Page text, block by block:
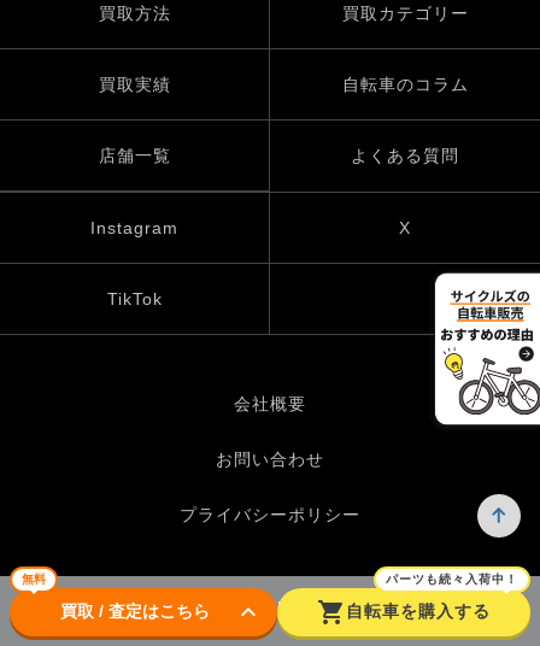
無料
買取 / 査定はこちら keyboard_arrow_down shopping_cart
パーツも続々入荷中！
自転車を購入する
買取方法 買取カテゴリー
買取実績 自転車のコラム
店舗一覧 よくある質問
Instagram X
TikTok
会社概要
お問い合わせ
プライバシーポリシー
© UP GARAGE GROUP Co., Ltd.